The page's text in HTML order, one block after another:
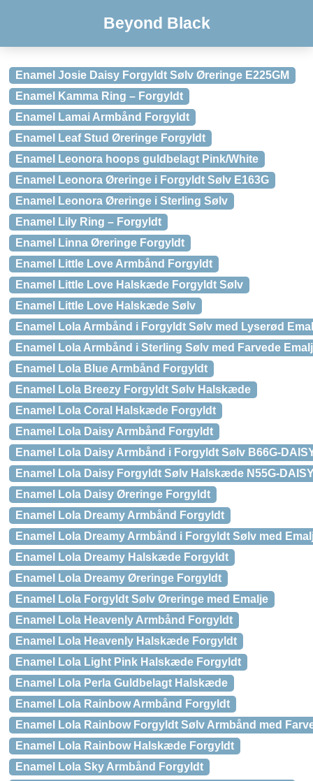
Beyond Black
Enamel Josie Daisy Forgyldt Sølv Øreringe E225GM
Enamel Kamma Ring – Forgyldt
Enamel Lamai Armbånd Forgyldt
Enamel Leaf Stud Øreringe Forgyldt
Enamel Leonora hoops guldbelagt Pink/White
Enamel Leonora Øreringe i Forgyldt Sølv E163G
Enamel Leonora Øreringe i Sterling Sølv
Enamel Lily Ring – Forgyldt
Enamel Linna Øreringe Forgyldt
Enamel Little Love Armbånd Forgyldt
Enamel Little Love Halskæde Forgyldt Sølv
Enamel Little Love Halskæde Sølv
Enamel Lola Armbånd i Forgyldt Sølv med Lyserød
Enamel Lola Armbånd i Sterling Sølv med Farvede
Enamel Lola Blue Armbånd Forgyldt
Enamel Lola Breezy Forgyldt Sølv Halskæde
Enamel Lola Coral Halskæde Forgyldt
Enamel Lola Daisy Armbånd Forgyldt
Enamel Lola Daisy Armbånd i Forgyldt Sølv B66G-
Enamel Lola Daisy Forgyldt Sølv Halskæde N55G-
Enamel Lola Daisy Øreringe Forgyldt
Enamel Lola Dreamy Armbånd Forgyldt
Enamel Lola Dreamy Armbånd i Forgyldt Sølv med
Enamel Lola Dreamy Halskæde Forgyldt
Enamel Lola Dreamy Øreringe Forgyldt
Enamel Lola Forgyldt Sølv Øreringe med Emalje
Enamel Lola Heavenly Armbånd Forgyldt
Enamel Lola Heavenly Halskæde Forgyldt
Enamel Lola Light Pink Halskæde Forgyldt
Enamel Lola Perla Guldbelagt Halskæde
Enamel Lola Rainbow Armbånd Forgyldt
Enamel Lola Rainbow Forgyldt Sølv Armbånd med
Enamel Lola Rainbow Halskæde Forgyldt
Enamel Lola Sky Armbånd Forgyldt